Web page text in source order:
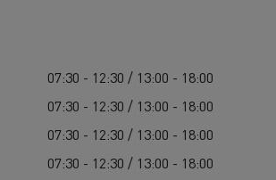
07:30 - 12:30 / 13:00 - 18:00
07:30 - 12:30 / 13:00 - 18:00
07:30 - 12:30 / 13:00 - 18:00
07:30 - 12:30 / 13:00 - 18:00